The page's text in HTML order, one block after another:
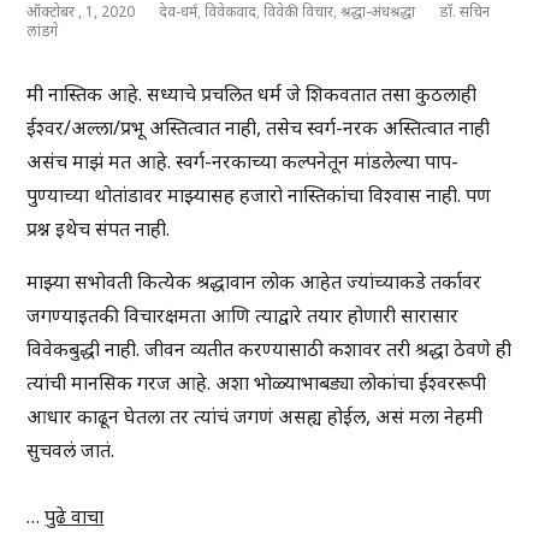
ऑक्टोबर , 1, 2020 देव-धर्म,विवेकवाद,विवेकी विचार,श्रद्धा-अंधश्रद्धा
डॉ. सचिन
लांडगे
मी नास्तिक आहे. सध्याचे प्रचलित धर्म जे शिकवतात तसा कुठलाही
ईश्वर/अल्ला/प्रभू अस्तित्वात नाही, तसेच स्वर्ग-नरक अस्तित्वात नाही
असंच माझं मत आहे. स्वर्ग-नरकाच्या कल्पनेतून मांडलेल्या पाप-
पुण्याच्या थोतांडावर माझ्यासह हजारो नास्तिकांचा विश्वास नाही. पण
प्रश्न इथेच संपत नाही.
माझ्या सभोवती कित्येक श्रद्धावान लोक आहेत ज्यांच्याकडे तर्कावर
जगण्याइतकी विचारक्षमता आणि त्याद्वारे तयार होणारी सारासार
विवेकबुद्धी नाही. जीवन व्यतीत करण्यासाठी कशावर तरी श्रद्धा ठेवणे ही
त्यांची मानसिक गरज आहे. अशा भोळ्याभाबड्या लोकांचा ईश्वररूपी
आधार काढून घेतला तर त्यांचं जगणं असह्य होईल, असं मला नेहमी
सुचवलं जातं.
…पुढे वाचा